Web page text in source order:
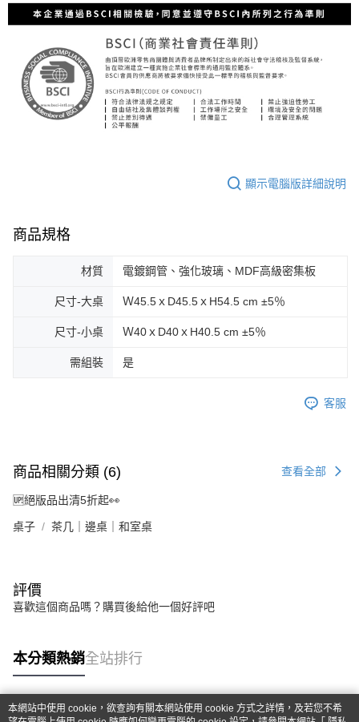
顯示電腦版詳細說明
商品規格
材質 電鍍鋼管、強化玻璃、MDF高級密集板
尺寸-大桌 Ｗ45.5ｘD45.5ｘH54.5 cm ±5％
尺寸-小桌 Ｗ40ｘD40ｘH40.5 cm ±5％
需組裝 是
客服
商品相關分類 (6) 查看全部
🆙絕版品出清5折起👀
桌子 茶几｜邊桌｜和室桌
評價
喜歡這個商品嗎？購買後給他一個好評吧
本分類熱銷全站排行
本網站中使用 cookie，欲查詢有關本網站使用 cookie 方式之詳情，及若您不希